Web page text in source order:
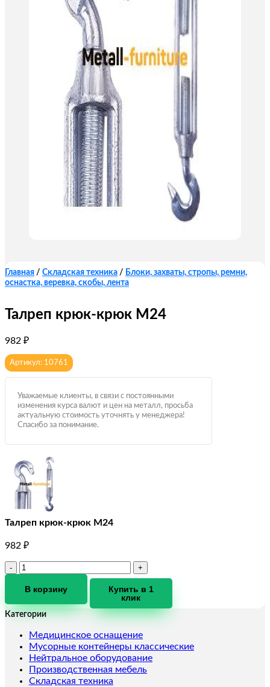
Главная / Складская техника / Блоки, захваты, стропы, ремни,
оснастка, веревка, скобы, лента
Талреп крюк-крюк М24
982 ₽
Артикул: 10761
Уважаемые клиенты, в связи с постоянными
изменения курса валют и цен на металл, просьба
актуальную стоимость уточнять у менеджера!
Спасибо за понимание.
Талреп крюк-крюк М24
982 ₽
Количество
Талреп
крюк
В корзину
Купить в 1
клик
Категории
Медицинское оснащение
Мусорные контейнеры классические
Нейтральное оборудование
Производственная мебель
Складская техника